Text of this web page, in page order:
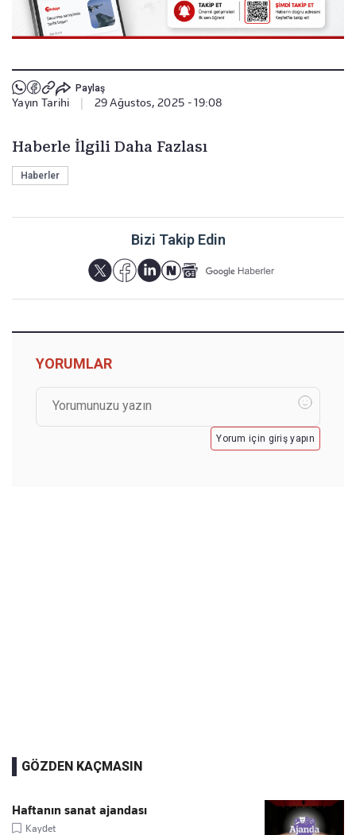
Paylaş
Yayın Tarihi | 29 Ağustos, 2025 - 19:08
Haberle İlgili Daha Fazlası
Haberler
Bizi Takip Edin
YORUMLAR
Yorum için giriş yapın
GÖZDEN KAÇMASIN
Haftanın sanat ajandası
Kaydet